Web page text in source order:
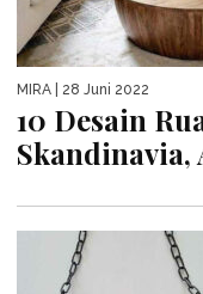
MIRA | 28 Juni 2022
10 Desain